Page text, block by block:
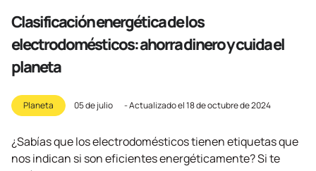
Clasificación energética de los
electrodomésticos: ahorra dinero y cuida el
planeta
Planeta 05 de julio - Actualizado el18 de octubre de 2024
¿Sabías que los electrodomésticos tienen etiquetas que
nos indican si son eficientes energéticamente? Si te